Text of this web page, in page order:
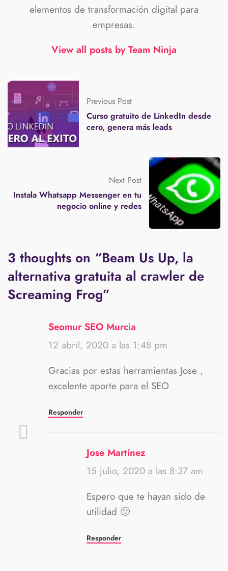
elementos de transformación digital para
empresas.
View all posts by Team Ninja
Previous Post
Curso gratuito de LinkedIn desde
cero, genera más leads
Next Post
Instala Whatsapp Messenger en tu
negocio online y redes
3 thoughts on “ Beam Us Up, la
alternativa gratuita al crawler de
Screaming Frog”
Seomur SEO Murcia
12 abril, 2020 a las 1:48 pm
Gracias por estas herramientas Jose ,
excelente aporte para el SEO
Responder
Jose Martínez
15 julio, 2020 a las 8:37 am
Espero que te hayan sido de
utilidad 🙂
Responder